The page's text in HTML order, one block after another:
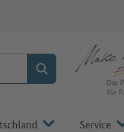
Suchen Zur
Das
für
Service